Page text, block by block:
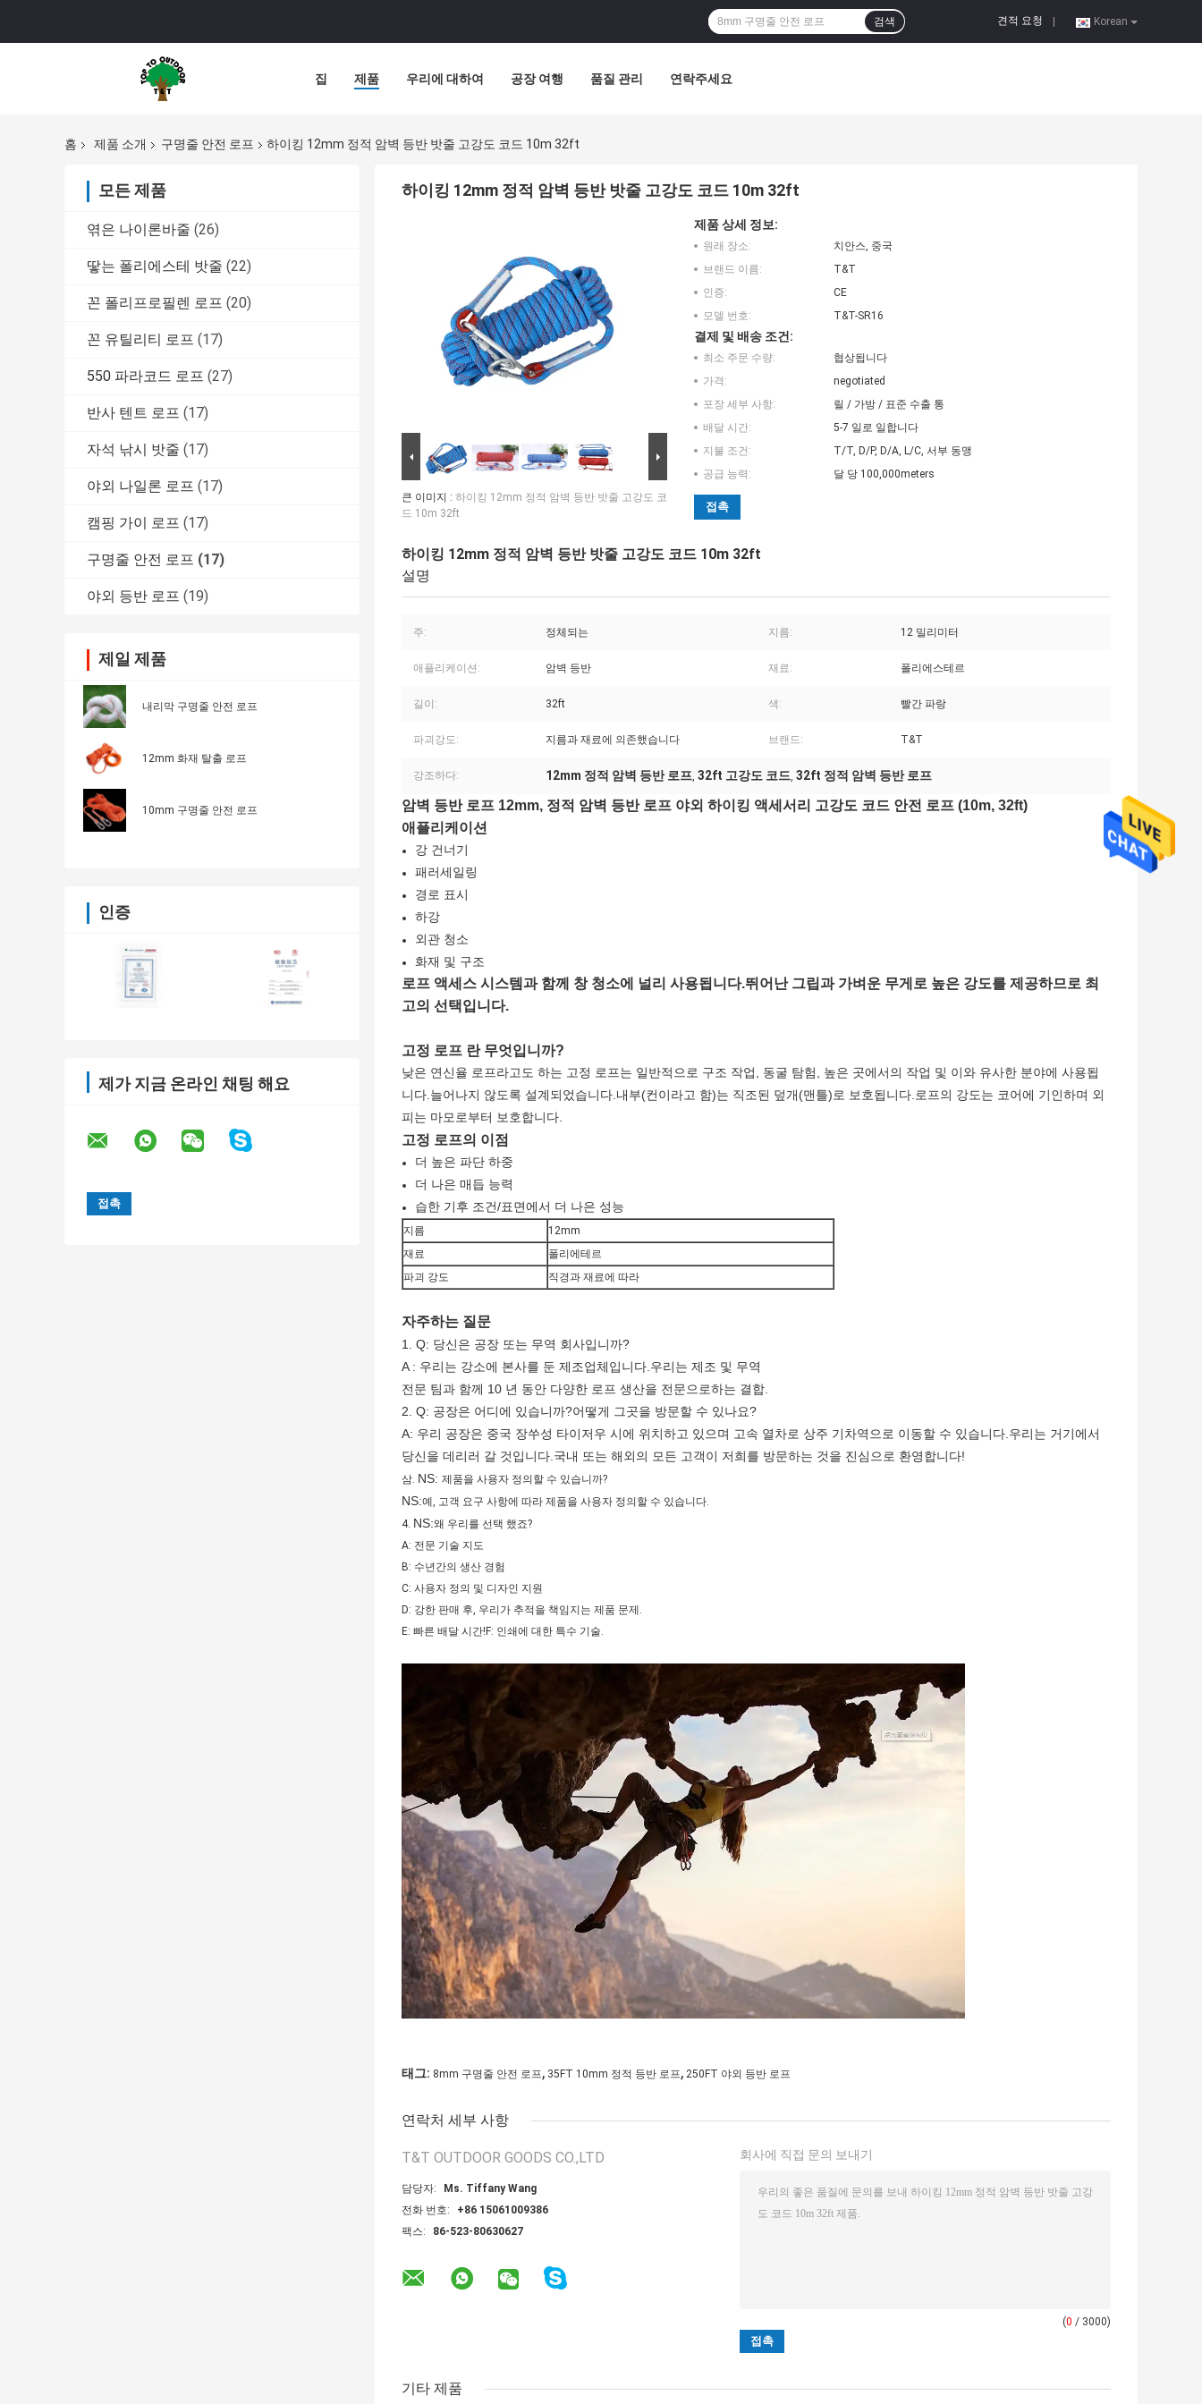
Korean
견적 요청
검색
집 제품 우리에 대하여 공장 여행 품질 관리 연락주세요
홈 제품 소개 구명줄 안전 로프 하이킹 12mm 정적 암벽 등반 밧줄 고강도 코드 10m 32ft
모든 제품
엮은 나이론바줄 (26)
땋는 폴리에스테 밧줄 (22)
꼰 폴리프로필렌 로프 (20)
꼰 유틸리티 로프 (17)
550 파라코드 로프 (27)
반사 텐트 로프 (17)
자석 낚시 밧줄 (17)
야외 나일론 로프 (17)
캠핑 가이 로프 (17)
구명줄 안전 로프 (17)
야외 등반 로프 (19)
제일 제품
내리막 구명줄 안전 로프
12mm 화재 탈출 로프
10mm 구명줄 안전 로프
인증
제가 지금 온라인 채팅 해요
하이킹 12mm 정적 암벽 등반 밧줄 고강도 코드 10m 32ft
큰 이미지 : 하이킹 12mm 정적 암벽 등반 밧줄 고강도 코
드 10m 32ft
제품 상세 정보:
원래 장소:
치안스, 중국
브랜드 이름:
T&T
인증:
CE
모델 번호:
T&T-SR16
결제 및 배송 조건:
최소 주문 수량:
협상됩니다
가격:
negotiated
포장 세부 사항:
릴 / 가방 / 표준 수출 통
배달 시간:
5-7 일로 일합니다
지불 조건:
T/T, D/P, D/A, L/C, 서부 동맹
공급 능력:
달 당 100,000meters
접촉
하이킹 12mm 정적 암벽 등반 밧줄 고강도 코드 10m 32ft
설명
주: 정체되는 지름: 12 밀리미터
애플리케이션: 암벽 등반 재료: 폴리에스테르
길이: 32ft 색: 빨간 파랑
파괴강도: 지름과 재료에 의존했습니다 브랜드: T&T
강조하다: 12mm 정적 암벽 등반 로프, 32ft 고강도 코드, 32ft 정적 암벽 등반 로프
암벽 등반 로프 12mm, 정적 암벽 등반 로프 야외 하이킹 액세서리 고강도 코드 안전 로프 (10m, 32ft)
애플리케이션
강 건너기
패러세일링
경로 표시
하강
외관 청소
화재 및 구조
로프 액세스 시스템과 함께 창 청소에 널리 사용됩니다.뛰어난 그립과 가벼운 무게로 높은 강도를 제공하므로 최
고의 선택입니다.
고정 로프 란 무엇입니까?
낮은 연신율 로프라고도 하는 고정 로프는 일반적으로 구조 작업, 동굴 탐험, 높은 곳에서의 작업 및 이와 유사한 분야에 사용됩
니다.늘어나지 않도록 설계되었습니다.내부(컨이라고 함)는 직조된 덮개(맨틀)로 보호됩니다.로프의 강도는 코어에 기인하며 외
피는 마모로부터 보호합니다.
고정 로프의 이점
더 높은 파단 하중
더 나은 매듭 능력
습한 기후 조건/표면에서 더 나은 성능
지름
12mm
재료
폴리에테르
파괴 강도
직경과 재료에 따라
자주하는 질문
1. Q: 당신은 공장 또는 무역 회사입니까?
A : 우리는 강소에 본사를 둔 제조업체입니다.우리는 제조 및 무역
전문 팀과 함께 10 년 동안 다양한 로프 생산을 전문으로하는 결합.
2. Q: 공장은 어디에 있습니까?어떻게 그곳을 방문할 수 있나요?
A: 우리 공장은 중국 장쑤성 타이저우 시에 위치하고 있으며 고속 열차로 상주 기차역으로 이동할 수 있습니다.우리는 거기에서
당신을 데리러 갈 것입니다.국내 또는 해외의 모든 고객이 저희를 방문하는 것을 진심으로 환영합니다!
삼. NS: 제품을 사용자 정의할 수 있습니까?
NS:예, 고객 요구 사항에 따라 제품을 사용자 정의할 수 있습니다.
4. NS:왜 우리를 선택 했죠?
A: 전문 기술 지도
B: 수년간의 생산 경험
C: 사용자 정의 및 디자인 지원
D: 강한 판매 후, 우리가 추적을 책임지는 제품 문제.
E: 빠른 배달 시간!F: 인쇄에 대한 특수 기술.
태그: 8mm 구명줄 안전 로프, 35FT 10mm 정적 등반 로프, 250FT 야외 등반 로프
연락처 세부 사항
T&T OUTDOOR GOODS CO.,LTD
담당자:
Ms. Tiffany Wang
전화 번호:
+86 15061009386
팩스:
86-523-80630627
회사에 직접 문의 보내기
(0 / 3000)
기타 제품